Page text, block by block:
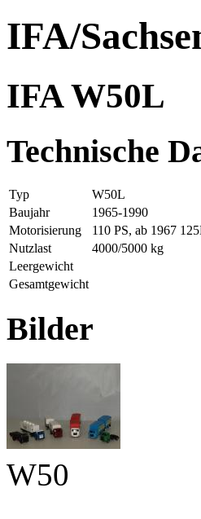
IFA/
IFA W50L
Technische
Typ
W50L
Baujahr
1965-1990
Motorisierung
110 PS, ab 1967
Nutzlast
4000/5000 kg
Leergewicht
Gesamtgewicht
Bilder
W50